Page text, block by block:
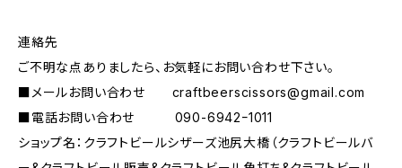
連絡先
ご不明な点ありましたら、お気軽にお問い合わせ下さい。
■メールお問い合わせ craftbeerscissors@gmail.com
■電話お問い合わせ 090-6942ｰ1011
ショップ名：クラフトビールシザーズ池尻大橋（クラフトビールバ